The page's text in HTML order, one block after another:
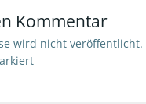
Kommentar
wird nicht veröffentlicht.